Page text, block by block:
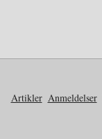
Artikler Anmeldelser